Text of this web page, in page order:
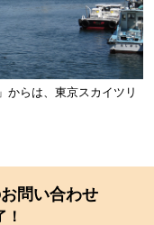
からは、東京スカイツリ
問い合わせ
！